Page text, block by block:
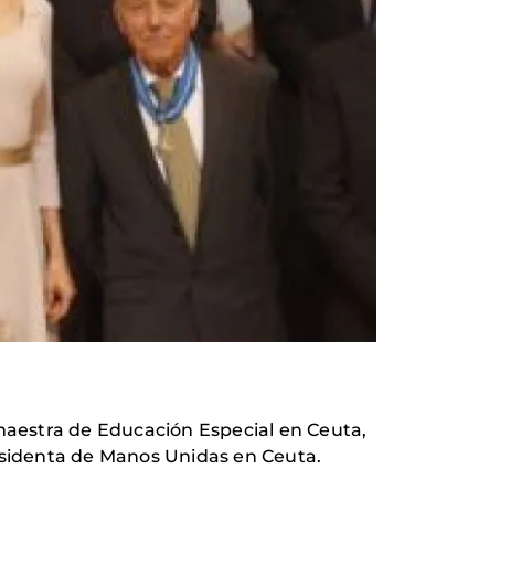
de Educación Especial en Ceuta,
de Manos Unidas en Ceuta.